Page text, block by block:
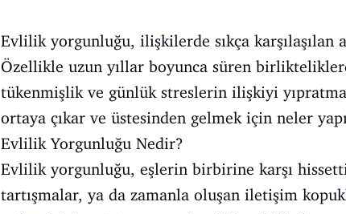
Evlilik yorgunluğu, ilişkilerde sıkça
Özellikle uzun yıllar boyunca süren
tükenmişlik ve günlük streslerin ilişkiyi
ortaya çıkar ve üstesinden gelmek için neler
Evlilik Yorgunluğu Nedir?
Evlilik yorgunluğu, eşlerin birbirine karşı
tartışmalar, ya da zamanla oluşan iletişim